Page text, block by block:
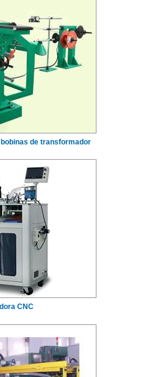
de transformador
CNC